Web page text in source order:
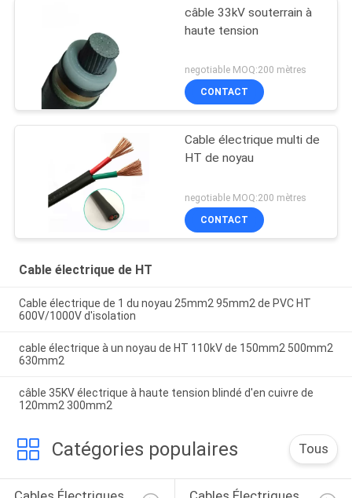
câble 33kV souterrain à
haute tension
negotiable MOQ:200 mètres
CONTACT
Cable électrique multi de
HT de noyau
negotiable MOQ:200 mètres
CONTACT
Cable électrique de HT
Cable électrique de 1 du noyau 25mm2 95mm2 de PVC HT
600V/1000V d'isolation
cable électrique à un noyau de HT 110kV de 150mm2 500mm2
630mm2
câble 35KV électrique à haute tension blindé d'en cuivre de
120mm2 300mm2
Catégories populaires Tous